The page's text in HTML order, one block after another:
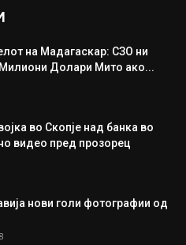
на Мадагаскар: СЗО ни
Долари Мито ако...
во Скопје над банка во
видео пред прозорец
нови голи фотографии од